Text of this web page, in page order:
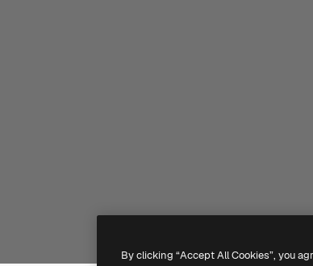
By clicking “Accept All Cookies”, you